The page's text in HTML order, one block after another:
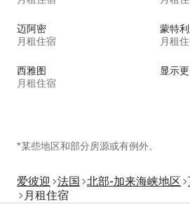
迈阿密
月租住宿
蒙特
月租
西雅图
月租住宿
显示
*某些地区和部分房源或有例外。
爱彼迎 法国 北部-加来海峡地区
月租住宿